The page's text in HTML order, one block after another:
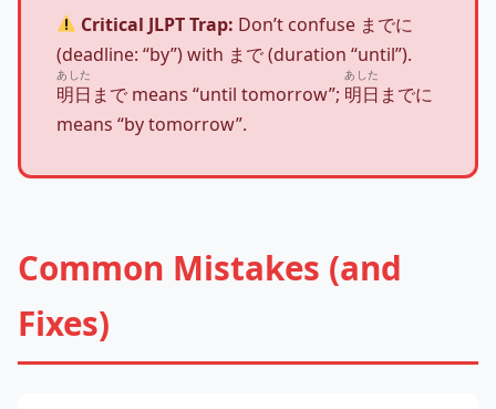
Critical JLPT Trap: Don’t confuse までに
(deadline: “by”) with まで (duration “until”).
明日
あした
まで means “until tomorrow”; 明日
あした
までに
means “by tomorrow”.
Common Mistakes (and
Fixes)